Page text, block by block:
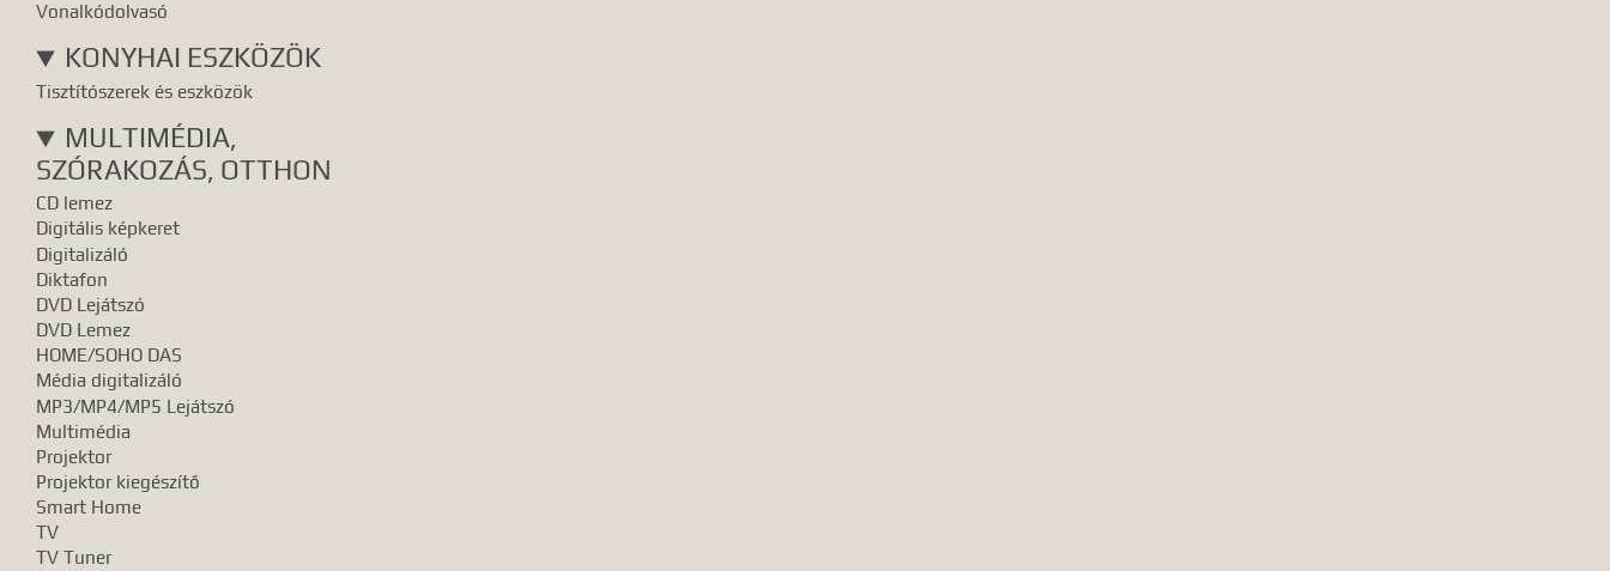
Vonalkódolvasó
KONYHAI ESZKÖZÖK
Tisztítószerek és eszközök
MULTIMÉDIA,
SZÓRAKOZÁS, OTTHON
CD lemez
Digitális képkeret
Digitalizáló
Diktafon
DVD Lejátszó
DVD Lemez
HOME/SOHO DAS
Média digitalizáló
MP3/MP4/MP5 Lejátszó
Multimédia
Projektor
Projektor kiegészítő
Smart Home
TV
TV Tuner